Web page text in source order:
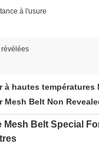
à l'usure
révélées
à hautes
Mesh Belt Non
Belt Special